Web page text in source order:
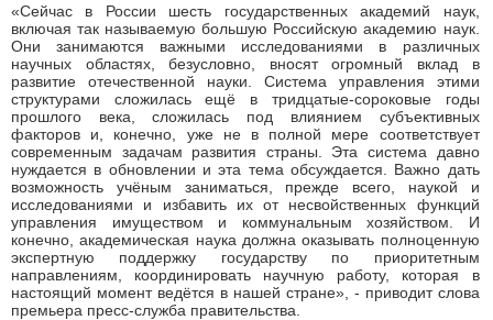
«Сейчас в России шесть государственных академий наук,
включая так называемую большую Российскую академию наук.
Они занимаются важными исследованиями в различных
научных областях, безусловно, вносят огромный вклад в
развитие отечественной науки. Система управления этими
структурами сложилась ещё в тридцатые-сороковые годы
прошлого века, сложилась под влиянием субъективных
факторов и, конечно, уже не в полной мере соответствует
современным задачам развития страны. Эта система давно
нуждается в обновлении и эта тема обсуждается. Важно дать
возможность учёным заниматься, прежде всего, наукой и
исследованиями и избавить их от несвойственных функций
управления имуществом и коммунальным хозяйством. И
конечно, академическая наука должна оказывать полноценную
экспертную поддержку государству по приоритетным
направлениям, координировать научную работу, которая в
настоящий момент ведётся в нашей стране», - приводит слова
премьера пресс-служба правительства.